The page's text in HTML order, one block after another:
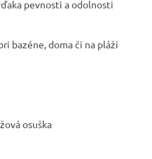
pevnosti a odolnosti
bazéne, doma či na pláži
osuška